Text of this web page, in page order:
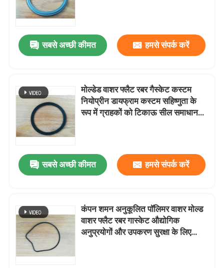
सबसे अच्छी कीमत हमसे संपर्क करें
मोल्डेड वाशर फ्लैट रबर गैस्केट कस्टम
नियोप्रीन डायफ्राम कस्टम सहिष्णुता के
रूप में ग्राहकों को टिकाऊ सील समाधान
सबसे अच्छी कीमत हमसे संपर्क करें
कंपन शमन अनुकूलित पॉलिमर वाशर मोल्ड
वाशर फ्लैट रबर गास्केट औद्योगिक
अनुप्रयोगों और उपकरण सुरक्षा के लिए